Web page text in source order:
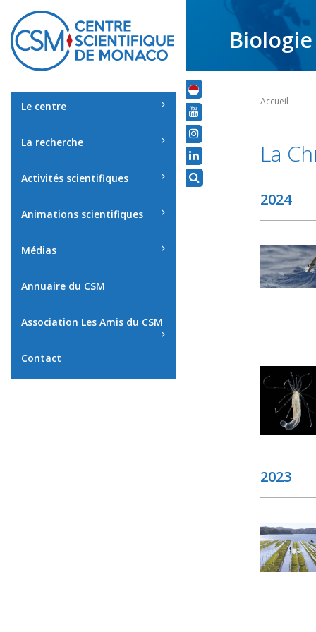
Le centre
La recherche
Activités scientifiques
Animations scientifiques
Médias
Annuaire du CSM
Association Les Amis du CSM
Contact
Accueil
La
2024
2023